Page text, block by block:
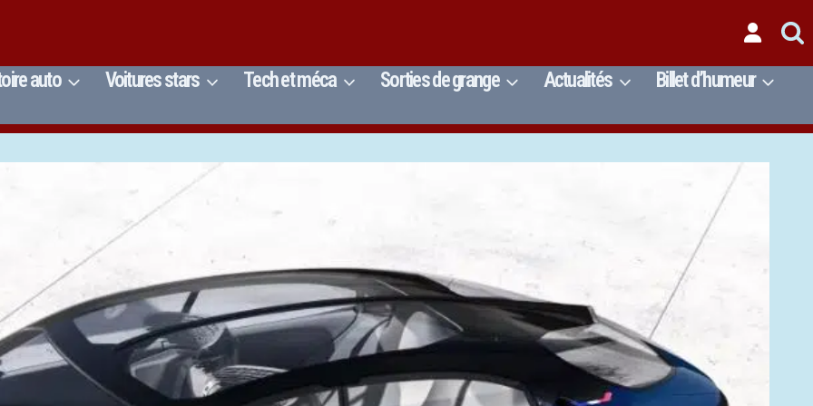
auto Voitures stars Tech et méca Sorties de grange Actualités
Billet d’humeur